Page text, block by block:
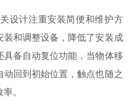
设计注重安装简便和维护方
和调整设备，降低了安装成
备自动复位功能，当物体移
回到初始位置，触点也随之
。